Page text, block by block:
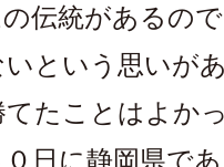
の伝統があるの
という思いが
たことはよか
日に静岡県で